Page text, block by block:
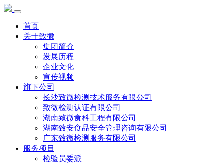
首页
关于致微
集团简介
发展历程
企业文化
宣传视频
旗下公司
长沙致微检测技术服务有限公司
致微检测认证有限公司
湖南致微食科工程有限公司
湖南致安食品安全管理咨询有限公司
广东致微检测服务有限公司
服务项目
检验员委派